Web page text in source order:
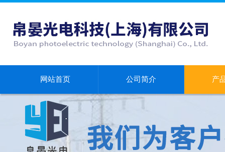
网站首页 公司简介 产